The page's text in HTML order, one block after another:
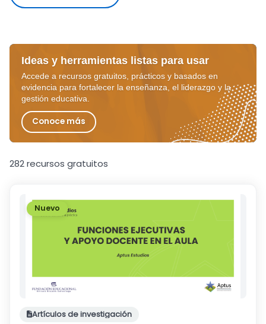
Ideas y herramientas listas para usar
Accede a recursos gratuitos, prácticos y basados en
evidencia para fortalecer la enseñanza, el liderazgo y la
gestión educativa.
Conoce más
282 recursos gratuitos
Nuevo
Artículos de investigación